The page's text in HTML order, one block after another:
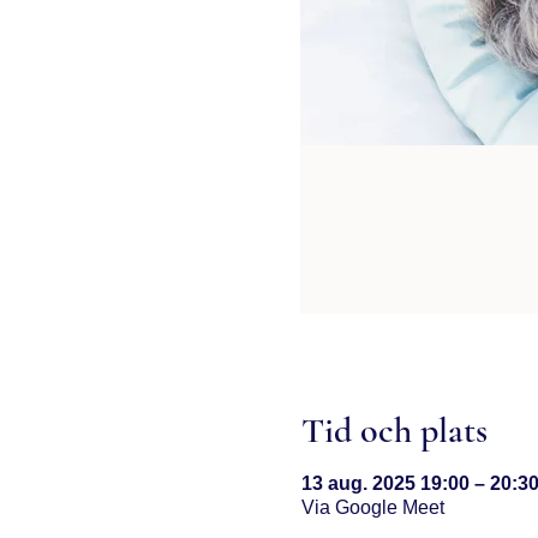
Tid och plats
13 aug. 2025 19:00 – 20:30
Via Google Meet